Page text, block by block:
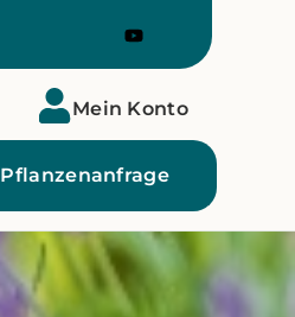
Mein Konto
Pflanzenanfrage